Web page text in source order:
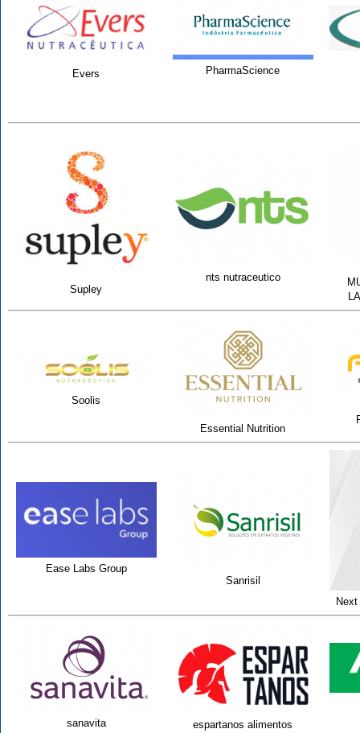
Evers PharmaScience
Supley
nts nutraceutico
Soolis
Essential Nutrition
Ease Labs Group
Sanrisil
sanavita espartanos alimentos